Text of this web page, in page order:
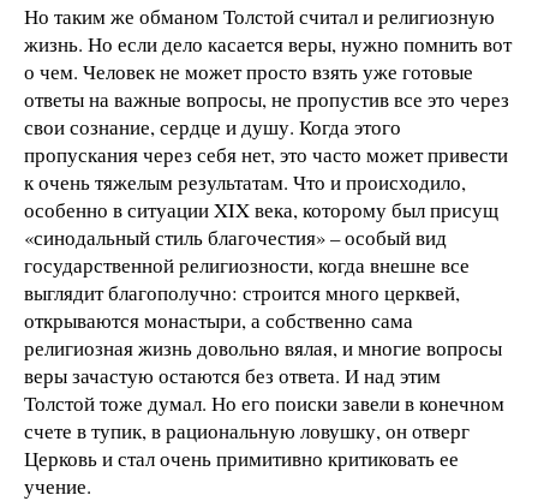
Но таким же обманом Толстой считал и религиозную
жизнь. Но если дело касается веры, нужно помнить вот
о чем. Человек не может просто взять уже готовые
ответы на важные вопросы, не пропустив все это через
свои сознание, сердце и душу. Когда этого
пропускания через себя нет, это часто может привести
к очень тяжелым результатам. Что и происходило,
особенно в ситуации XIX века, которому был присущ
«синодальный стиль благочестия» – особый вид
государственной религиозности, когда внешне все
выглядит благополучно: строится много церквей,
открываются монастыри, а собственно сама
религиозная жизнь довольно вялая, и многие вопросы
веры зачастую остаются без ответа. И над этим
Толстой тоже думал. Но его поиски завели в конечном
счете в тупик, в рациональную ловушку, он отверг
Церковь и стал очень примитивно критиковать ее
учение.